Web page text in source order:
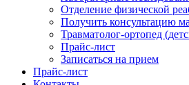
Отделение физической
Получить консультацию
Травматолог-ортопед
Прайс-лист
Записаться на прием
Прайс-лист